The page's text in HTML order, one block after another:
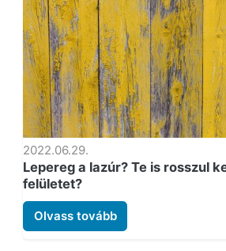
2022.06.29.
Lepereg a lazúr? Te is rosszul
felületet?
Olvass tovább